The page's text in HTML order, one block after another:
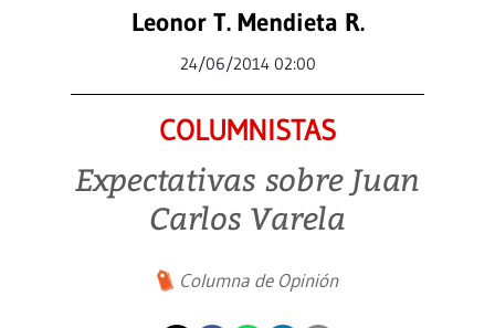
Leonor T. Mendieta R.
24/06/2014 02:00
COLUMNISTAS
Expectativas sobre Juan
Carlos Varela
Columna de Opinión